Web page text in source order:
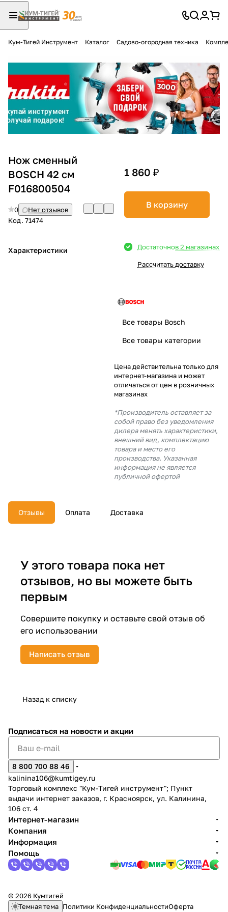
Кум-Тигей Инструмент Каталог Садово-огородная техника
Нож сменный
BOSCH 42 см
F016800504
0
Нет отзывов
Код. 71474
Характеристики
1 860 ₽
В корзину
Достаточнов 2 магазинах
Рассчитать доставку
Все товары Bosch
Все товары категории
Цена действительна только для
интернет-магазина и может
отличаться от цен в розничных
магазинах
*Производитель оставляет за
собой право без уведомления
дилера менять характеристики,
внешний вид, комплектацию
товара и место его
производства. Указанная
информация не является
публичной офертой
Отзывы Оплата Доставка
У этого товара пока нет
отзывов, но вы можете быть
первым
Совершите покупку и оставьте свой отзыв об
его использовании
Написать отзыв
Назад к списку
Подписаться на новости и акции
8 800 700 88 46
kalinina106@kumtigey.ru
Торговый комплекс "Кум-Тигей инструмент"; Пункт
выдачи интернет заказов, г. Красноярск, ул. Калинина,
106 ст. 4
Интернет-магазин
Компания
Информация
Помощь
© 2026 Кумтигей
Темная тема Политики КонфиденциальностиОферта
Разбейте
оплатуна части
без переплат
График платежей
Сегодня
в корзину
% картой любого банка
% будут
с вашей карты
раз в 2 недели
Остались вопросы?